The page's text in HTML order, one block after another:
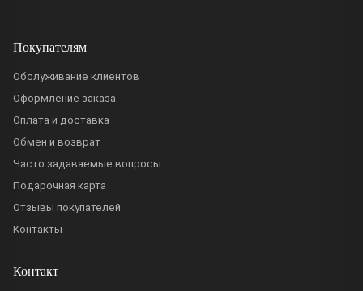
Покупателям
Обслуживание клиентов
Оформление заказа
Оплата и доставка
Обмен и возврат
Часто задаваемые вопросы
Подарочная карта
Отзывы покупателей
Контакты
Контакт